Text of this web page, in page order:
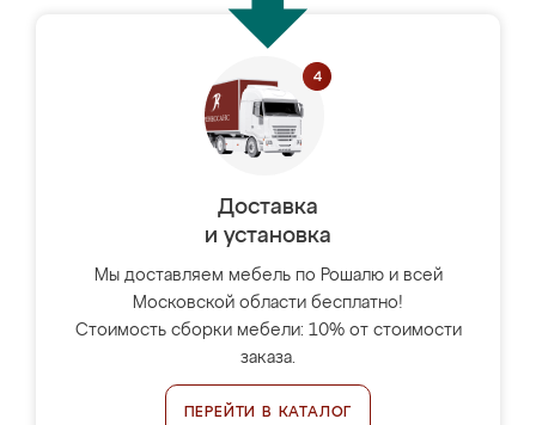
Доставка
и установка
Мы доставляем мебель по Рошалю и всей
Московской области бесплатно!
Стоимость сборки мебели: 10% от стоимости
заказа.
ПЕРЕЙТИ В КАТАЛОГ